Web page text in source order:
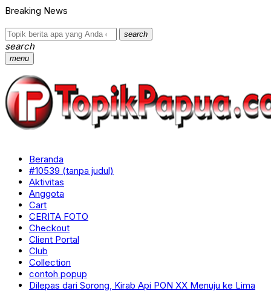
Breaking News
search
search
menu
Beranda
#10539 (tanpa judul)
Aktivitas
Anggota
Cart
CERITA FOTO
Checkout
Client Portal
Club
Collection
contoh popup
Dilepas dari Sorong, Kirab Api PON XX Menuju ke Lima